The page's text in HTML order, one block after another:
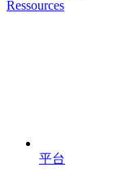
Ressources
平台